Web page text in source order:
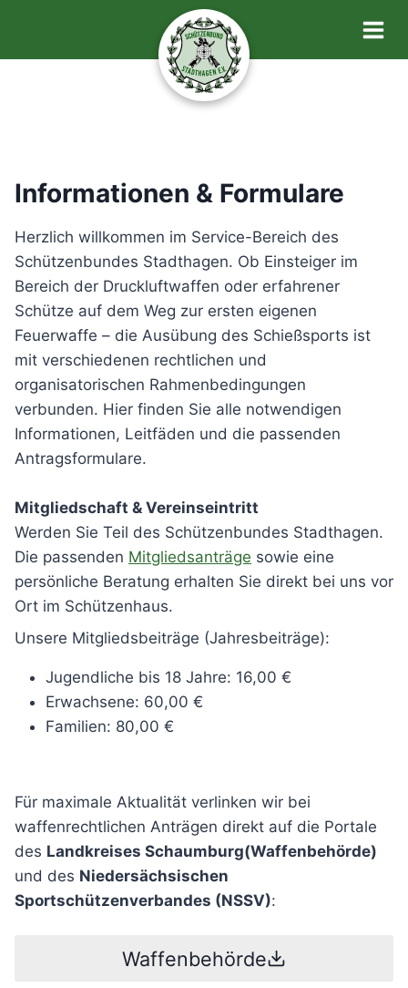
springen
Informationen & Formulare
Herzlich willkommen im Service-Bereich des
Schützenbundes Stadthagen. Ob Einsteiger im
Bereich der Druckluftwaffen oder erfahrener
Schütze auf dem Weg zur ersten eigenen
Feuerwaffe – die Ausübung des Schießsports ist
mit verschiedenen rechtlichen und
organisatorischen Rahmenbedingungen
verbunden. Hier finden Sie alle notwendigen
Informationen, Leitfäden und die passenden
Antragsformulare.
Mitgliedschaft & Vereinseintritt
Werden Sie Teil des Schützenbundes Stadthagen.
Die passenden Mitgliedsanträge sowie eine
persönliche Beratung erhalten Sie direkt bei uns vor
Ort im Schützenhaus.
Unsere Mitgliedsbeiträge (Jahresbeiträge):
Jugendliche bis 18 Jahre: 16,00 €
Erwachsene: 60,00 €
Familien: 80,00 €
Für maximale Aktualität verlinken wir bei
waffenrechtlichen Anträgen direkt auf die Portale
des Landkreises Schaumburg(Waffenbehörde)
und des Niedersächsischen
Sportschützenverbandes (NSSV):
Waffenbehörde